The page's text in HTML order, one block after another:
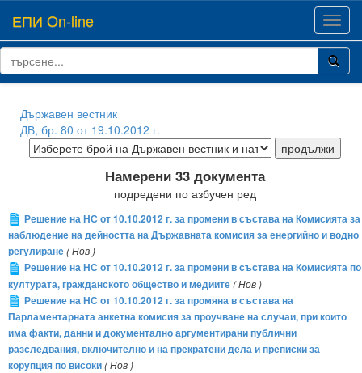
ЕПИ On-line
Държавен вестник
ДВ, бр. 80 от 19.10.2012 г.
Намерени 33 документа
подредени по азбучен ред
Решение на НС от 10.10.2012 г. за промени в състава на Комисията за
наблюдение на дейността на Държавната комисия за енергийно и водно
регулиране( Нов )
Решение на НС от 10.10.2012 г. за промени в състава на Комисията по
културата, гражданското общество и медиите( Нов )
Решение на НС от 10.10.2012 г. за промяна в състава на
Парламентарната анкетна комисия за проучване на случаи, при които
има факти, данни и документално аргументирани публични
разследвания, включително и на прекратени дела и преписки за
корупция по високи( Нов )